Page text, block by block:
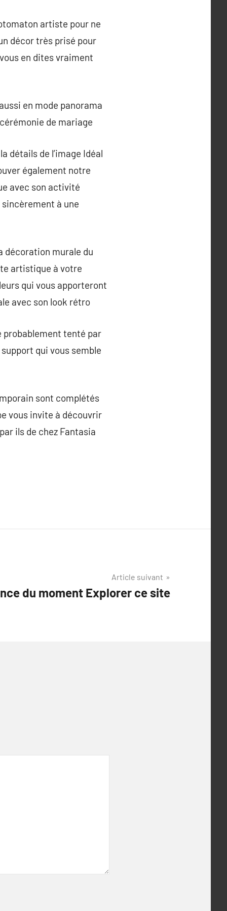
artiste pour ne
décor très prisé pour
en dites vraiment
en mode panorama
de mariage
détails de l’image Idéal
également notre
avec son activité
à une
décoration murale du
artistique à votre
qui vous apporteront
avec son look rétro
probablement tenté par
qui vous semble
sont complétés
vous invite à découvrir
ils de chez Fantasia
Article suivant
du moment Explorer ce site